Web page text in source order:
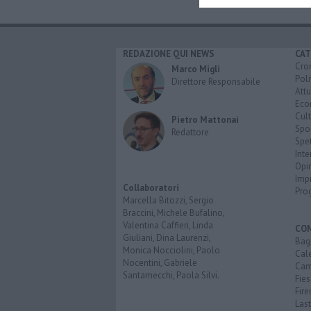
REDAZIONE QUI NEWS
Marco Migli
Direttore Responsabile
Pietro Mattonai
Redattore
Collaboratori
Marcella Bitozzi, Sergio
Braccini, Michele Bufalino,
Valentina Caffieri, Linda
Giuliani, Dina Laurenzi,
Monica Nocciolini, Paolo
Nocentini, Gabriele
Santarnecchi, Paola Silvi.